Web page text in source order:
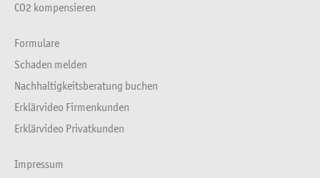
CO2 kompensieren
Formulare
Schaden melden
Nachhaltigkeitsberatung buchen
Erklärvideo Firmenkunden
Erklärvideo Privatkunden
Impressum